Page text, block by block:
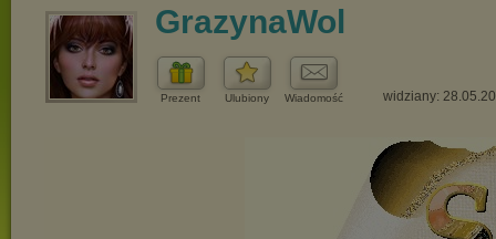
GrazynaWol
Prezent Ulubiony Wiadomość widziany: